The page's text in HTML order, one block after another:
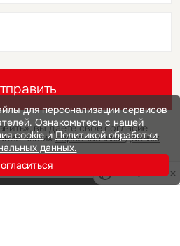
вы даете свое согласие
вашихперсональных данных
для персонализации сервисов
Ознакомьтесь с нашей
cookieиПолитикой обработки
данных.